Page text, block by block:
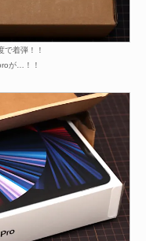
着弾！！
が…！！